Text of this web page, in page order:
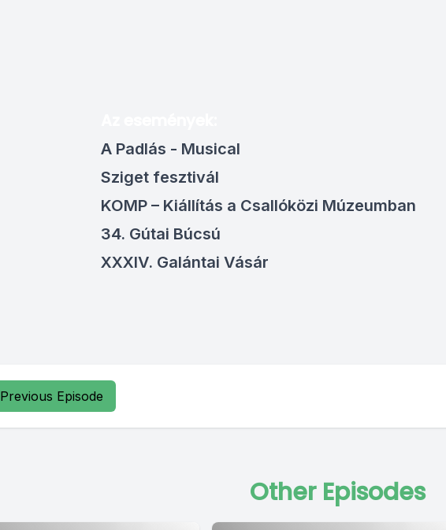
A Padlás - Musical
Sziget fesztivál
KOMP – Kiállítás a Csallóközi Múzeumban
34. Gútai Búcsú
XXXIV. Galántai Vásár
Previous Episode
Other Episodes